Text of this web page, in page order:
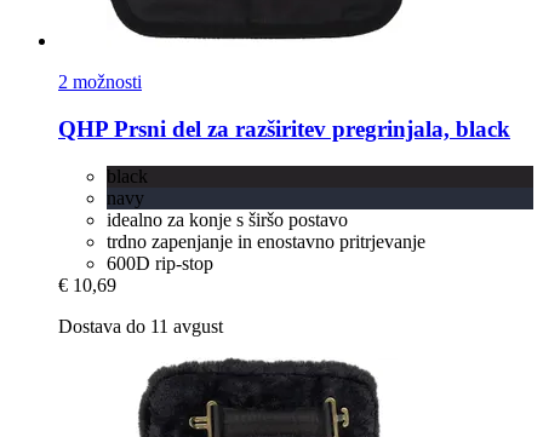
2 možnosti
QHP Prsni del za razširitev pregrinjala, black
black
navy
idealno za konje s širšo postavo
trdno zapenjanje in enostavno pritrjevanje
600D rip-stop
€ 10,69
Dostava do 11 avgust